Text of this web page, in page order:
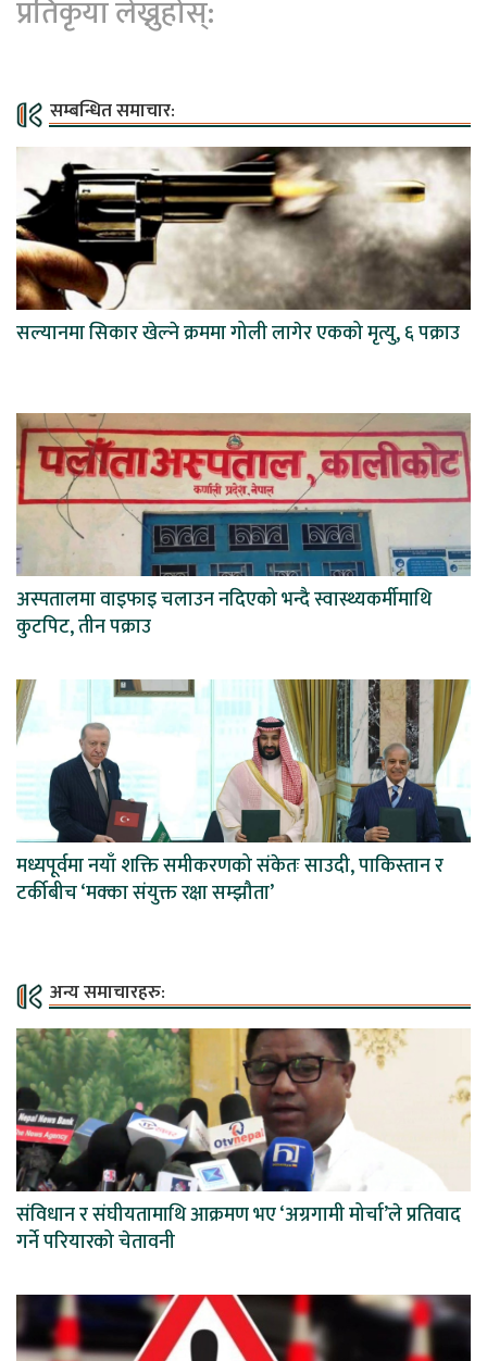
प्रतिकृया लेख्नुहोस्:
सम्बन्धित समाचार:
सल्यानमा सिकार खेल्ने क्रममा गोली लागेर एकको मृत्यु, ६ पक्राउ
अस्पतालमा वाइफाइ चलाउन नदिएको भन्दै स्वास्थ्यकर्मीमाथि
कुटपिट, तीन पक्राउ
मध्यपूर्वमा नयाँ शक्ति समीकरणको संकेतः साउदी, पाकिस्तान र
टर्कीबीच ‘मक्का संयुक्त रक्षा सम्झौता’
अन्य समाचारहरु:
संविधान र संघीयतामाथि आक्रमण भए ‘अग्रगामी मोर्चा’ले प्रतिवाद
गर्ने परियारको चेतावनी